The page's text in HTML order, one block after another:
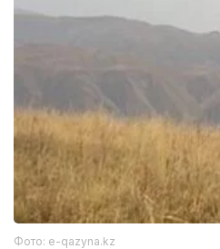
Фото: e-qazyna.kz